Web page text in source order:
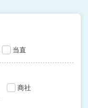
当直
商社